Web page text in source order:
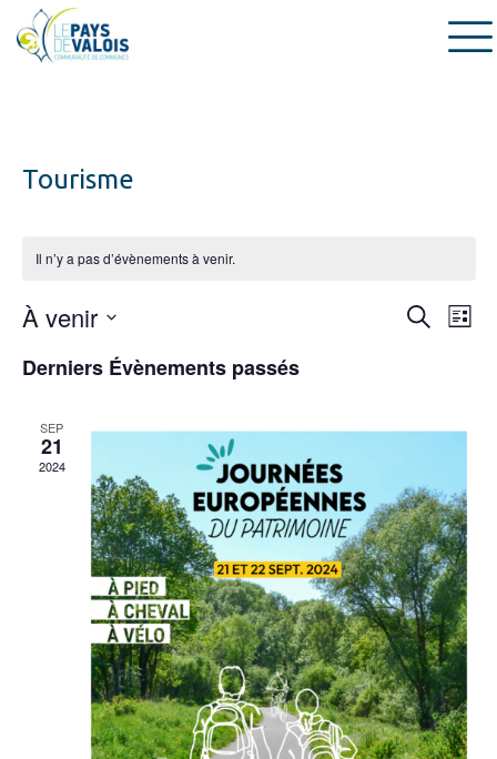
Tourisme
Il n’y a pas d’évènements à venir.
Recherche
et
de
Liste
À venir
une
Derniers Évènements passés
SEP
21
2024